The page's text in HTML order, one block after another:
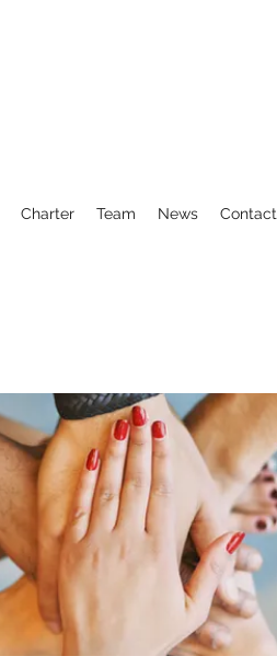
Charter Team News Contact